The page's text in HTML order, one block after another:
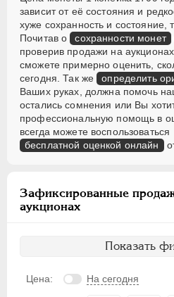
зависит от её состояния и
хуже сохранность и
Почитав о сохранности монет
проверив продажи на
сможете примерно оценить,
сегодня. Так же определить
Ваших руках, должна помочь
остались сомнения или Вы
профессиональную помощь в
всегда можете воспользоваться
бесплатной оценкой онлайн
Зафиксированные
аукционах
Показать
Цена: На сегодня